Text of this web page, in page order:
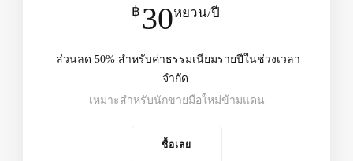
฿ 30หยวน/ปี
ส่วนลด 50% สำหรับค่าธรรมเนียมรายปีในช่วงเวลา
จำกัด
เหมาะสำหรับนักขายมือใหม่ข้ามแดน
ซื้อเลย